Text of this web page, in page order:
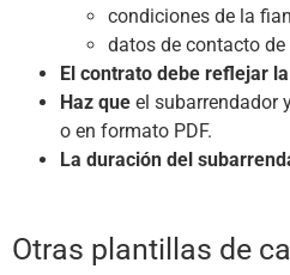
condiciones de la
datos de contacto
El contrato debe reflejar
Haz que el subarrendador
o en formato PDF.
La duración del
Otras plantillas de